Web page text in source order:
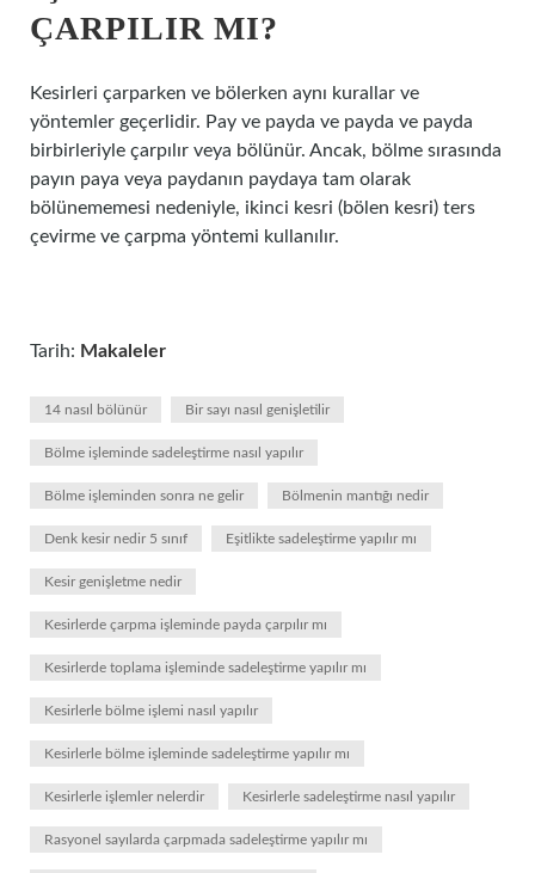
ÇARPILIR MI?
Kesirleri çarparken ve bölerken aynı kurallar ve
yöntemler geçerlidir. Pay ve payda ve payda ve payda
birbirleriyle çarpılır veya bölünür. Ancak, bölme sırasında
payın paya veya paydanın paydaya tam olarak
bölünememesi nedeniyle, ikinci kesri (bölen kesri) ters
çevirme ve çarpma yöntemi kullanılır.
Tarih: Makaleler
14 nasıl bölünür Bir sayı nasıl genişletilir
Bölme işleminde sadeleştirme nasıl yapılır
Bölme işleminden sonra ne gelir Bölmenin mantığı nedir
Denk kesir nedir 5 sınıf Eşitlikte sadeleştirme yapılır mı
Kesir genişletme nedir
Kesirlerde çarpma işleminde payda çarpılır mı
Kesirlerde toplama işleminde sadeleştirme yapılır mı
Kesirlerle bölme işlemi nasıl yapılır
Kesirlerle bölme işleminde sadeleştirme yapılır mı
Kesirlerle işlemler nelerdir Kesirlerle sadeleştirme nasıl yapılır
Rasyonel sayılarda çarpmada sadeleştirme yapılır mı